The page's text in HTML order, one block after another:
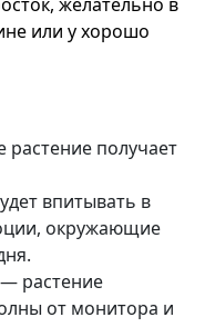
или у хорошо
получает
впитывать в
окружающие
растение
от монитора и